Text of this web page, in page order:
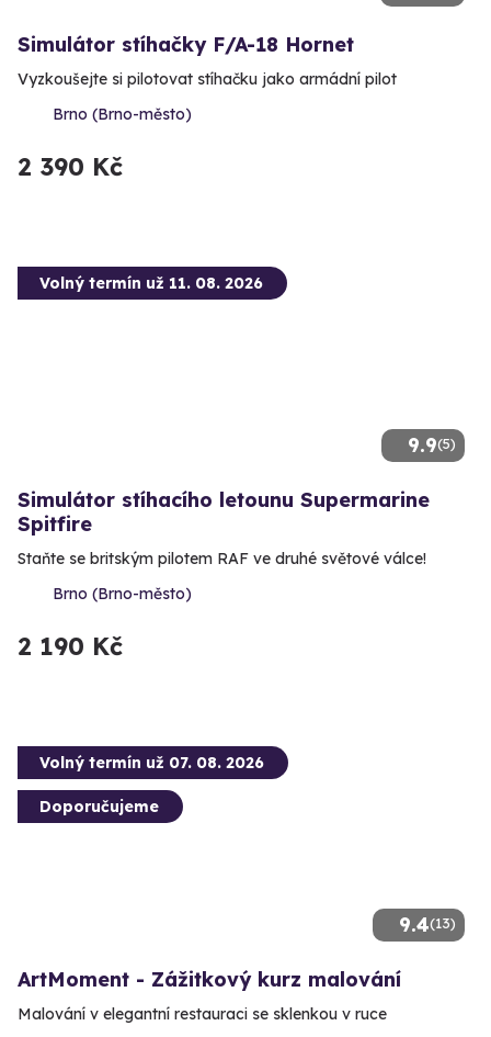
Simulátor stíhačky F/A-18 Hornet
Vyzkoušejte si pilotovat stíhačku jako armádní pilot
Brno (Brno-město)
2 390 Kč
9.9(5)
Volný termín už 11. 08. 2026
Simulátor stíhacího letounu Supermarine
Spitfire
Staňte se britským pilotem RAF ve druhé světové válce!
Brno (Brno-město)
2 190 Kč
9.4(13)
Volný termín už 07. 08. 2026
Doporučujeme
ArtMoment - Zážitkový kurz malování
Malování v elegantní restauraci se sklenkou v ruce